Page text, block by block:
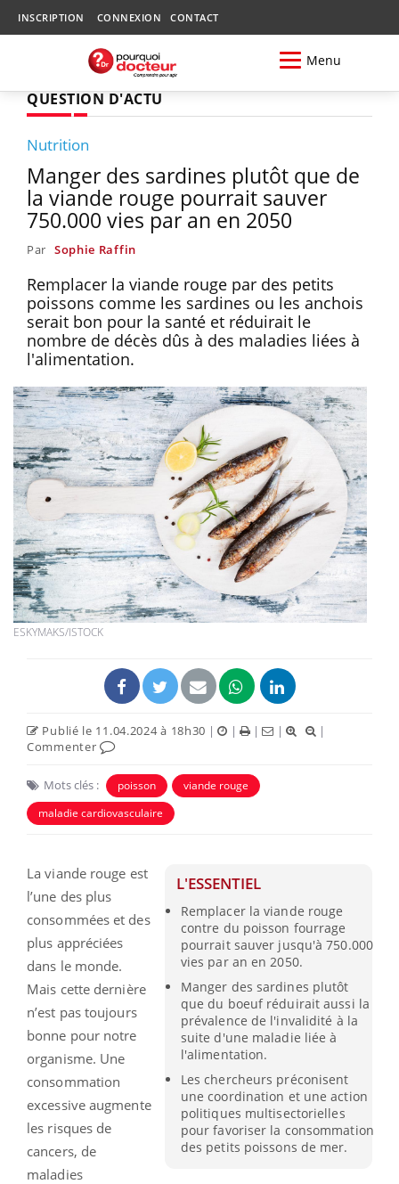
INSCRIPTION CONNEXION CONTACT
Menu
QUESTION D'ACTU
Nutrition
Manger des sardines plutôt que de
la viande rouge pourrait sauver
750.000 vies par an en 2050
Par Sophie Raffin
Remplacer la viande rouge par des petits
poissons comme les sardines ou les anchois
serait bon pour la santé et réduirait le
nombre de décès dûs à des maladies liées à
l'alimentation.
ESKYMAKS/ISTOCK
Publié le 11.04.2024 à 18h30 | | | |
|
Commenter
Mots clés : poisson
viande rouge
maladie cardiovasculaire
L'ESSENTIEL
Remplacer la viande rouge
contre du poisson fourrage
pourrait sauver jusqu'à 750.000
vies par an en 2050.
Manger des sardines plutôt
que du boeuf réduirait aussi la
prévalence de l'invalidité à la
suite d'une maladie liée à
l'alimentation.
Les chercheurs préconisent
une coordination et une action
politiques multisectorielles
pour favoriser la consommation
des petits poissons de mer.
La viande rouge est
l’une des plus
consommées et des
plus appréciées
dans le monde.
Mais cette dernière
n’est pas toujours
bonne pour notre
organisme. Une
consommation
excessive augmente
les risques de
cancers, de
maladies